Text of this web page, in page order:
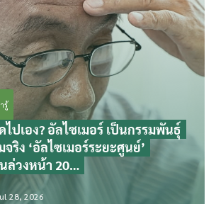
รู้
ปเอง? อัลไซเมอร์ เป็นกรรมพันธุ์
จริง ‘อัลไซเมอร์ระยะศูนย์’
วงหน้า 20…
28, 2026